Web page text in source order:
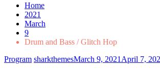
Home
2021
March
9
Drum and Bass / Glitch Hop
Program sharkthemesMarch 9, 2021 April 7,